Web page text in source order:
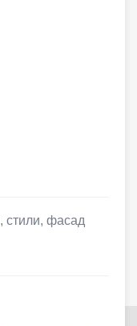
, стили, фасад